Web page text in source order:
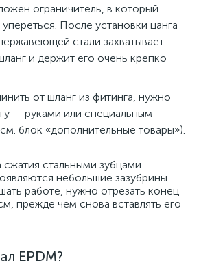
ограничитель, в который
После установки цанга
стали захватывает
и держит его очень крепко
от шланг из фитинга, нужно
— руками или специальным
блок «дополнительные товары»).
сжатия стальными зубцами
небольшие зазубрины.
работе, нужно отрезать конец
прежде чем снова вставлять его
EPDM?